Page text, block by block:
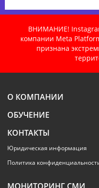
ВНИМАНИЕ!
компании Meta
признана
О КОМПАНИИ
ОБУЧЕНИЕ
КОНТАКТЫ
Юридическая информация
Политика